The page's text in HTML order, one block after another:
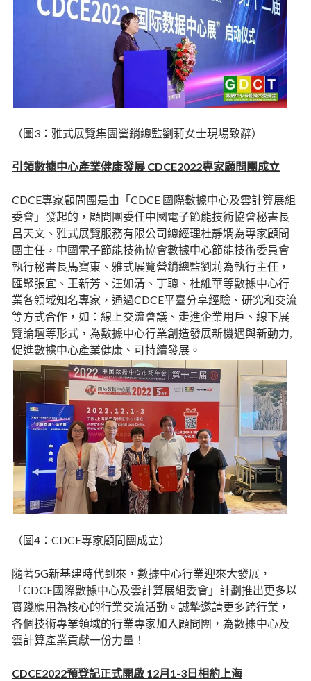
（圖3：雅式展覽集團營銷總監劉莉女士現場致辭）
引領數據中心產業健康發展 CDCE2022專家顧問團成立
CDCE專家顧問團是由「CDCE 國際數據中心及雲計算展組
委會」發起的，顧問團委任中國電子節能技術協會秘書長
呂天文、雅式展覽服務有限公司總經理杜靜嫻為專家顧問
團主任，中國電子節能技術協會數據中心節能技術委員會
執行秘書長馬寶東、雅式展覽營銷總監劉莉為執行主任，
匯聚張宜、王新芳、汪如清、丁聰、杜維華等數據中心行
業各領域知名專家，通過CDCE平臺分享經驗、研究和交流
等方式合作，如：線上交流會議、走進企業用戶、線下展
覽論壇等形式，為數據中心行業創造發展新機遇與新動力,
促進數據中心產業健康、可持續發展。
（圖4：CDCE專家顧問團成立）
隨著5G新基建時代到來，數據中心行業迎來大發展，
「CDCE國際數據中心及雲計算展組委會」計劃推出更多以
實踐應用為核心的行業交流活動。誠摯邀請更多跨行業，
各個技術專業領域的行業專家加入顧問團，為數據中心及
雲計算產業貢獻一份力量！
CDCE2022預登記正式開啟 12月1-3日相約上海